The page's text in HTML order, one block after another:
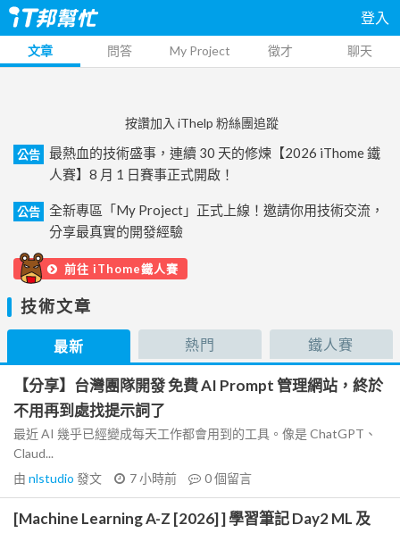
登入
文章 問答 My Project 徵才 聊天
按讚加入 iThelp 粉絲團追蹤
公告
最熱血的技術盛事，連續 30 天的修煉【2026 iThome 鐵
人賽】8 月 1 日賽事正式開啟！
公告
全新專區「My Project」正式上線！邀請你用技術交流，
分享最真實的開發經驗
前往 iThome鐵人賽
技術文章
最新 熱門 鐵人賽
【分享】台灣團隊開發 免費 AI Prompt 管理網站，終於
不用再到處找提示詞了
最近 AI 幾乎已經變成每天工作都會用到的工具。像是 ChatGPT、
Claud...
由 nlstudio 發文 7 小時前 0個留言
[Machine Learning A-Z [2026] ] 學習筆記 Day2 ML 及